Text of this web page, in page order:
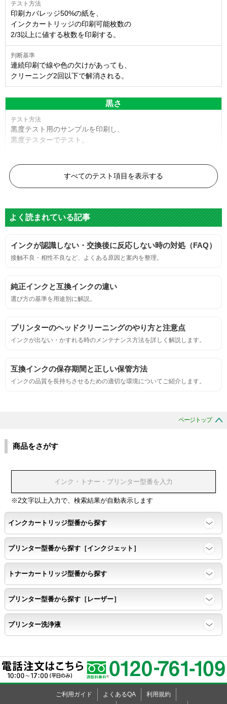
印刷カバレッジ50%の紙を、
インクカートリッジの印刷可能枚数の
2/3以上に値する枚数を印刷する。
連続印刷で線や色の欠けがあっても、
クリーニング2回以下で解消される。
黒さ
黒度テスト用のサンプルを印刷し、
黒度テスターでテスト。
黒度の技術基準に適合する。
標準カラーサンプルを印刷する。
鮮やか、リアル、彩度、シャープなど、
におい
互換性
色同士のにじみがないこと。
浸透性
浸透性テスト用のサンプルを印刷する。
任意の色を背景として使用し、
背景と違う色で8号サイズのArialフォントで
鮮明に印刷できること。
速乾性
互換性テストサンプルを5ページ連続印刷する。
飛び散り
標準カラーサンプル /
すべてのテスト項目を表示する
よく読まれている記事
インクが認識しない・交換後に反応しない時の対処（FAQ）
接触不良・相性不良など、よくある原因と案内を整理。
純正インクと互換インクの違い
選び方の基準を用途別に解説。
プリンターのヘッドクリーニングのやり方と注意点
インクが出ない・かすれる時のメンテナンス方法を詳しく解説します。
互換インクの保存期間と正しい保管方法
インクの品質を長持ちさせるための適切な環境についてご紹介します。
ページトップ
商品をさがす
※2文字以上入力で、検索結果が自動表示します
インクカートリッジ型番から探す
プリンター型番から探す［インクジェット］
トナーカートリッジ型番から探す
プリンター型番から探す［レーザー］
プリンター洗浄液
ご利用ガイド よくあるQA
利用規約